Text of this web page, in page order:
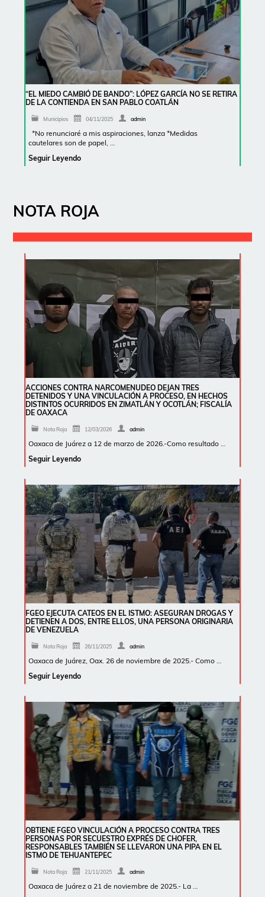
“EL MIEDO CAMBIÓ DE BANDO”: LÓPEZ GARCÍA NO SE RETIRA
DE LA CONTIENDA EN SAN PABLO COATLÁN
Municipios 04/11/2025 admin
*No renunciaré a mis aspiraciones, lanza *Medidas
cautelares son de papel, …
Seguir Leyendo
NOTA ROJA
ACCIONES CONTRA NARCOMENUDEO DEJAN TRES
DETENIDOS Y UNA VINCULACIÓN A PROCESO, EN HECHOS
DISTINTOS OCURRIDOS EN ZIMATLÁN Y OCOTLÁN; FISCALÍA
DE OAXACA
Nota Roja 12/03/2026 admin
Oaxaca de Juárez a 12 de marzo de 2026.-Como resultado …
Seguir Leyendo
FGEO EJECUTA CATEOS EN EL ISTMO: ASEGURAN DROGAS Y
DETIENEN A DOS, ENTRE ELLOS, UNA PERSONA ORIGINARIA
DE VENEZUELA
Nota Roja 26/11/2025 admin
Oaxaca de Juárez, Oax. 26 de noviembre de 2025.- Como …
Seguir Leyendo
OBTIENE FGEO VINCULACIÓN A PROCESO CONTRA TRES
PERSONAS POR SECUESTRO EXPRÉS DE CHOFER,
RESPONSABLES TAMBIÉN SE LLEVARON UNA PIPA EN EL
ISTMO DE TEHUANTEPEC
Nota Roja 21/11/2025 admin
Oaxaca de Juárez a 21 de noviembre de 2025.- La …